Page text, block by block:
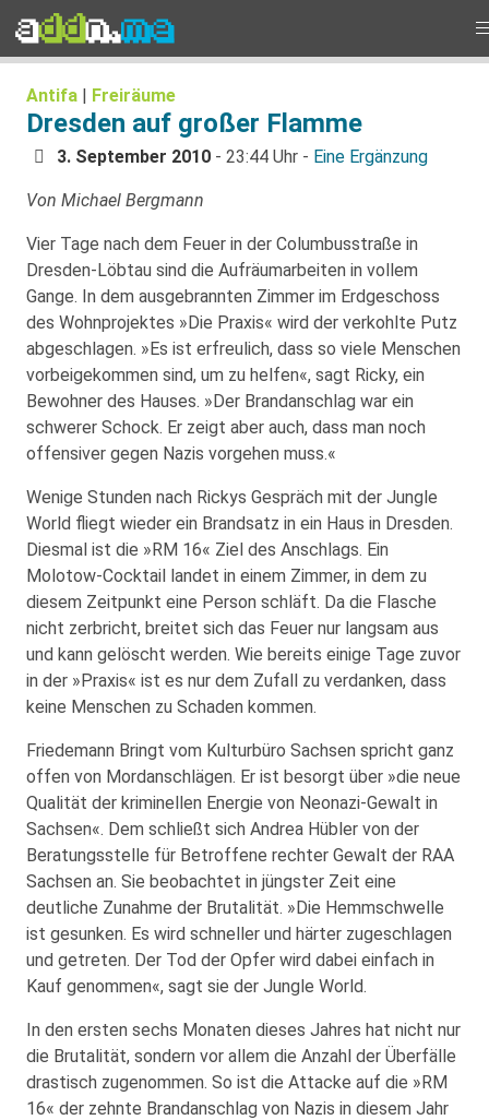
Antifa | Freiräume
Dresden auf großer Flamme
3. September 2010 - 23:44 Uhr - Eine Ergänzung
Von Michael Bergmann
Vier Tage nach dem Feuer in der Columbusstraße in
Dresden-Löbtau sind die Aufräumarbeiten in vollem
Gange. In dem ausgebrannten Zimmer im Erdgeschoss
des Wohnprojektes »Die Praxis« wird der verkohlte Putz
abgeschlagen. »Es ist erfreulich, dass so viele Menschen
vorbeigekommen sind, um zu helfen«, sagt Ricky, ein
Bewohner des Hauses. »Der Brandanschlag war ein
schwerer Schock. Er zeigt aber auch, dass man noch
offensiver gegen Nazis vorgehen muss.«
Wenige Stunden nach Rickys Gespräch mit der Jungle
World fliegt wieder ein Brandsatz in ein Haus in Dresden.
Diesmal ist die »RM 16« Ziel des Anschlags. Ein
Molotow-Cocktail landet in einem Zimmer, in dem zu
diesem Zeitpunkt eine Person schläft. Da die Flasche
nicht zerbricht, breitet sich das Feuer nur langsam aus
und kann gelöscht werden. Wie bereits einige Tage zuvor
in der »Praxis« ist es nur dem Zufall zu verdanken, dass
keine Menschen zu Schaden kommen.
Friedemann Bringt vom Kulturbüro Sachsen spricht ganz
offen von Mordanschlägen. Er ist besorgt über »die neue
Qualität der kriminellen Energie von Neonazi-Gewalt in
Sachsen«. Dem schließt sich Andrea Hübler von der
Beratungsstelle für Betroffene rechter Gewalt der RAA
Sachsen an. Sie beobachtet in jüngster Zeit eine
deutliche Zunahme der Brutalität. »Die Hemmschwelle
ist gesunken. Es wird schneller und härter zugeschlagen
und getreten. Der Tod der Opfer wird dabei einfach in
Kauf genommen«, sagt sie der Jungle World.
In den ersten sechs Monaten dieses Jahres hat nicht nur
die Brutalität, sondern vor allem die Anzahl der Überfälle
drastisch zugenommen. So ist die Attacke auf die »RM
16« der zehnte Brandanschlag von Nazis in diesem Jahr